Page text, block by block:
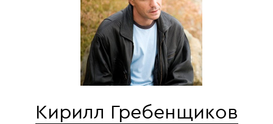
Кирилл Гребенщиков